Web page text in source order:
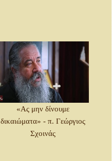
«Ας μην δίνουμε
δικαιώματα» - π. Γεώργιος
Σχοινάς